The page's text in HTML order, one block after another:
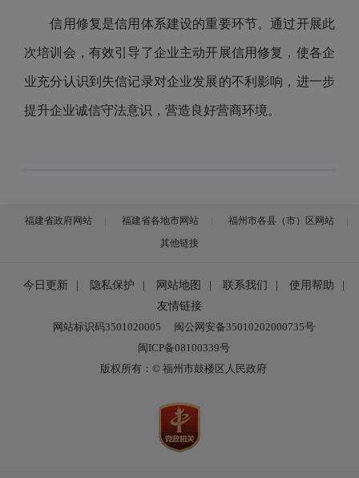
信用修复是信用体系建设的重要环节。通过开展此
次培训会，有效引导了企业主动开展信用修复，使各企
业充分认识到失信记录对企业发展的不利影响，进一步
提升企业诚信守法意识，营造良好营商环境。
福建省政府网站 福建省各地市网站
福州市各县（市）区网站
其他链接
今日更新 隐私保护 网站地图 联系我们 使用帮助
友情链接
网站标识码3501020005
闽公网安备35010202000735号
闽ICP备08100339号
版权所有：© 福州市鼓楼区人民政府